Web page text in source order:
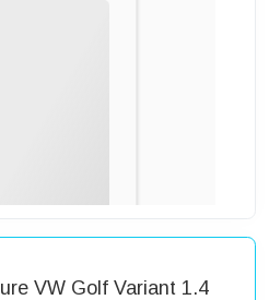
VW Golf Variant 1.4